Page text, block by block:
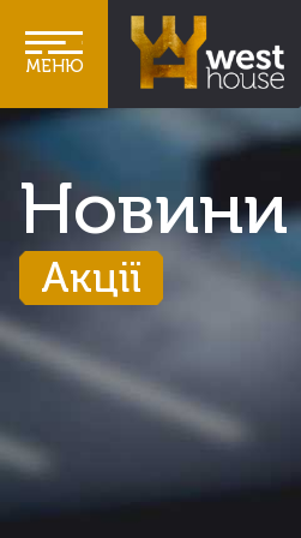
МЕНЮ
Новини
Акції